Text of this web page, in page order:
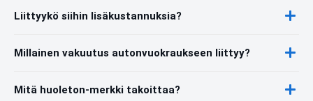
Liittyykö siihin lisäkustannuksia?
Millainen vakuutus autonvuokraukseen liittyy?
Mitä huoleton-merkki takoittaa?